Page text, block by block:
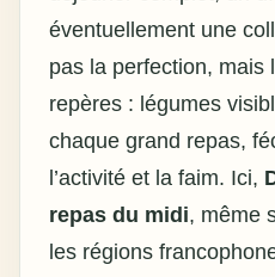
éventuellement une
pas la perfection, mais
repères : légumes
chaque grand repas,
l’activité et la faim. Ici,
repas du midi, même
les régions